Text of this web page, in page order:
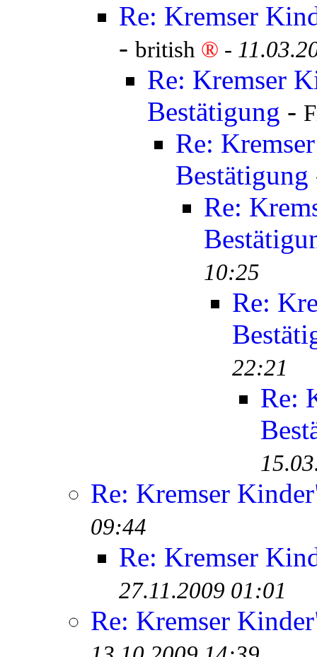
Re: Kremser
- british ® -
Re: Kremser
Bestätigung -
Re:
Bestätigung
Re:
10:25
Re:
22:21
Re:
Re: Kremser
09:44
Re: Kremser
27.11.2009 01:01
Re: Kremser